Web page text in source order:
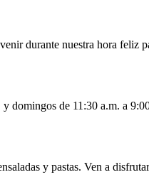
durante nuestra hora
domingos de 11:30 a.m. a
y pastas. Ven a